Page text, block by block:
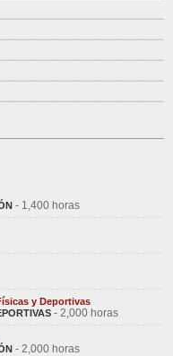
- 1,400 horas
y Deportivas
- 2,000 horas
- 2,000 horas